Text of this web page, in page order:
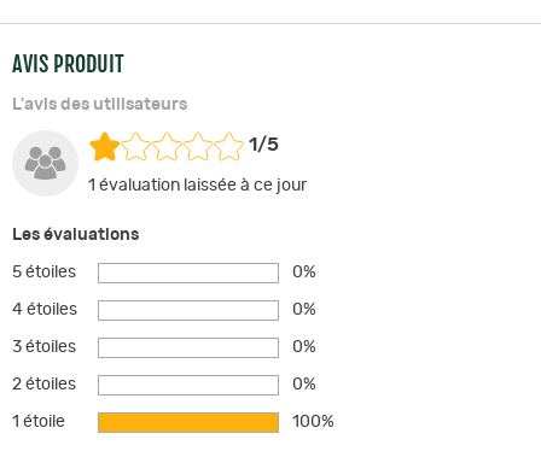
AVIS PRODUIT
L'avis des utilisateurs
1/5
1 évaluation laissée à ce jour
Les évaluations
5 étoiles 0%
4 étoiles 0%
3 étoiles 0%
2 étoiles 0%
1 étoile 100%